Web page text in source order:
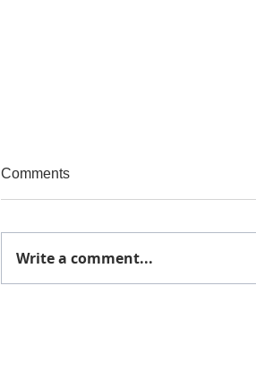
Comments
Write a comment...